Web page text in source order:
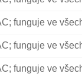
funguje ve
funguje ve
funguje ve